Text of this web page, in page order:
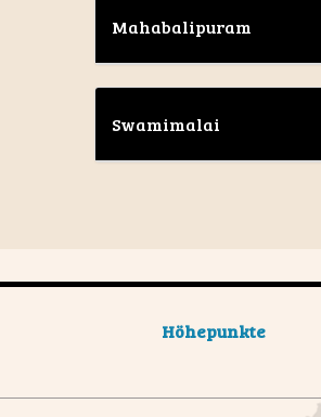
Mahabalipuram
Swamimalai
Höhepunkte